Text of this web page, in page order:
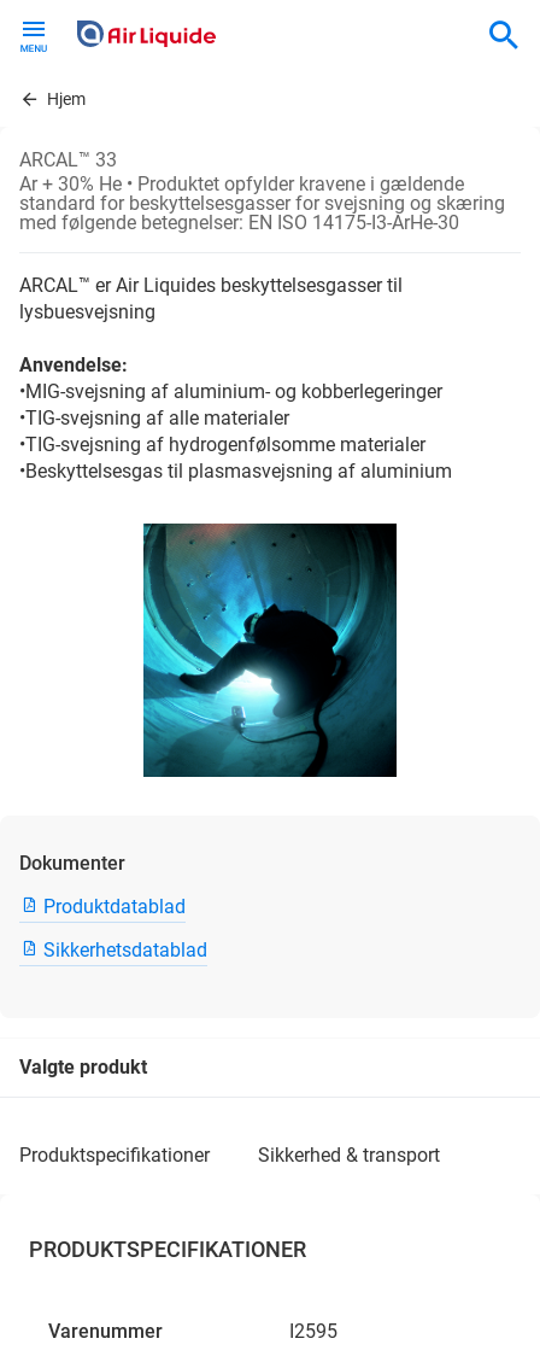
contentHjem
ARCAL™ 33
Ar + 30% He • Produktet opfylder kravene i gældende
standard for beskyttelsesgasser for svejsning og skæring
med følgende betegnelser: EN ISO 14175-I3-ArHe-30
ARCAL™ er Air Liquides beskyttelsesgasser til
lysbuesvejsning
Anvendelse:
•MIG-svejsning af aluminium- og kobberlegeringer
•TIG-svejsning af alle materialer
•TIG-svejsning af hydrogenfølsomme materialer
•Beskyttelsesgas til plasmasvejsning af aluminium
Dokumenter
Produktdatablad
Sikkerhetsdatablad
Valgte produkt
produktspecifikationer sikkerhed & transport
PRODUKTSPECIFIKATIONER
Varenummer I2595